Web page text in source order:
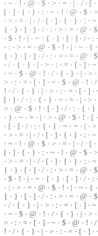
· ~ · ! · @ · $ · > · = · | · / · [
[ · ] · { · } · : · ~ · ! · @ · $ ·
· > · = · | · / · [ · ] · { · } · : ·
{ · } · [ · ] · / · : · > · = · @ ·
· $ · ! · | · ~ · { · } · [ · ] · / · :
· : · > · = · @ · $ · ! · | · ~ · {
{ · } · [ · ] · / · : · > · = · @ · $
· / · { · } · | · > · : · = · [ · ] · ~
· ~ · $ · @ · ! · / · { · } · | · >
> · : · = · [ · ] · ~ · $ · @ · ! ·
! · / · { · } · | · > · : · = · [ · ] ·
[ · ] · / · : · { · } · ~ · = · | · > ·
> · @ · $ · ! · [ · ] · / · : · { · }
· } · ~ · = · | · > · @ · $ · ! · [
· [ · ] · / · : · { · } · ~ · = · | · >
· > · = · | · / · [ · ] · { · } · : · ~
· ~ · ! · @ · $ · > · = · | · / · [
[ · ] · { · } · : · ~ · ! · @ · $ · >
· > · = · | · / · [ · ] · { · } · : ·
{ · } · [ · ] · / · : · > · = · @ ·
· $ · ! · | · ~ · { · } · [ · ] · / · :
· : · > · = · @ · $ · ! · | · ~ · {
{ · } · [ · ] · / · : · > · = · @ · $
· / · { · } · | · > · : · = · [ · ] ·
· ~ · $ · @ · ! · / · { · } · | · >
> · : · = · [ · ] · ~ · $ · @ · ! ·
! · / · { · } · | · > · : · = · [ · ] ·